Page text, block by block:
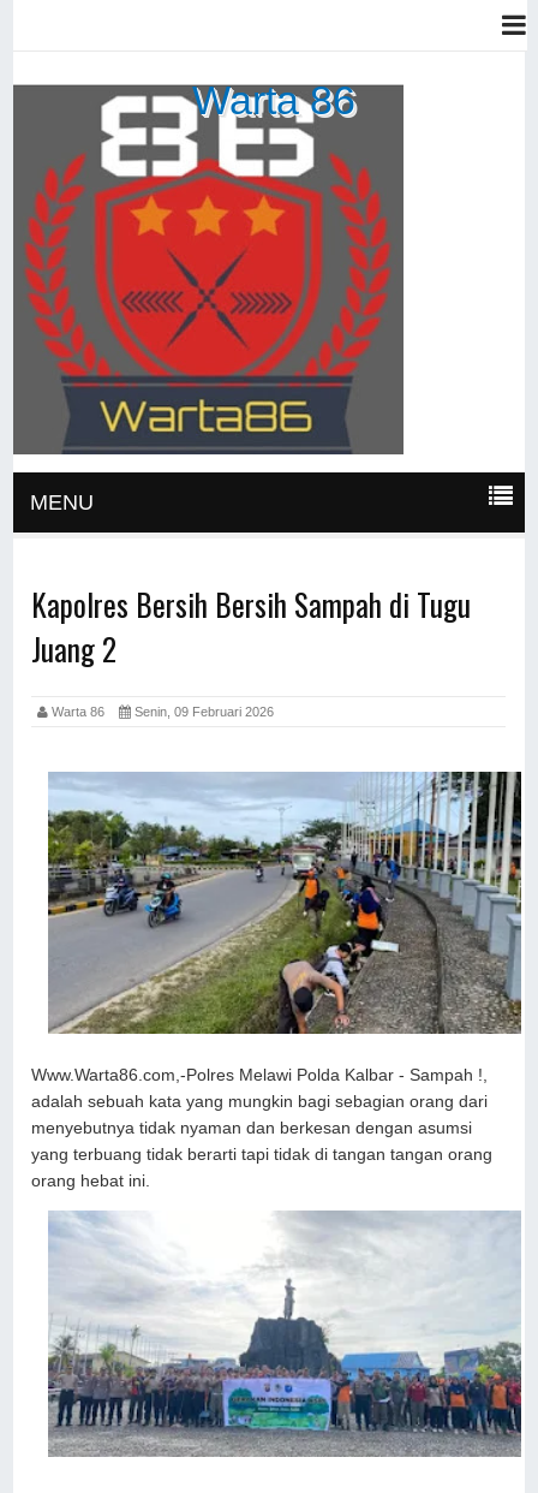
Warta 86
MENU
Kapolres Bersih Bersih Sampah di Tugu
Juang 2
Warta 86 Senin, 09 Februari 2026
Www.Warta86.com,-Polres Melawi Polda Kalbar - Sampah !,
adalah sebuah kata yang mungkin bagi sebagian orang dari
menyebutnya tidak nyaman dan berkesan dengan asumsi
yang terbuang tidak berarti tapi tidak di tangan tangan orang
orang hebat ini.